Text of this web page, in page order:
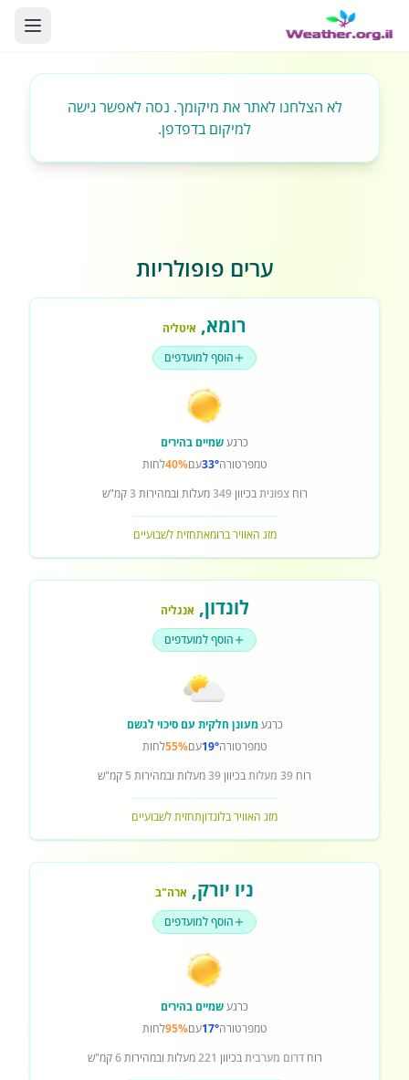
לא הצלחנו לאתר את מיקומך. נסה לאפשר גישה
למיקום בדפדפן.
ערים פופולריות
רומא, איטליה
הוסף למועדפים
כרגעשמיים בהירים
טמפרטורה33°עם40%לחות
רוחצפוניתבכיוון349מעלות ובמהירות 3קמ"ש
מזג האוויר ברומאתחזית לשבועיים
לונדון, אנגליה
הוסף למועדפים
כרגעמעונן חלקית עם סיכוי לגשם
טמפרטורה19°עם55%לחות
רוח 39 מעלות בכיוון39מעלות ובמהירות 5 קמ"ש
מזג האוויר בלונדוןתחזית לשבועיים
ניו יורק, ארה"ב
הוסף למועדפים
כרגעשמיים בהירים
טמפרטורה17°עם95%לחות
רוחדרום מערביתבכיוון 221מעלות ובמהירות6קמ"ש